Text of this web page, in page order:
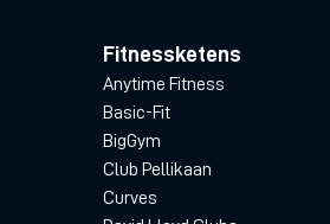
Fitnessketens
Anytime Fitness
Basic-Fit
BigGym
Club Pellikaan
Curves